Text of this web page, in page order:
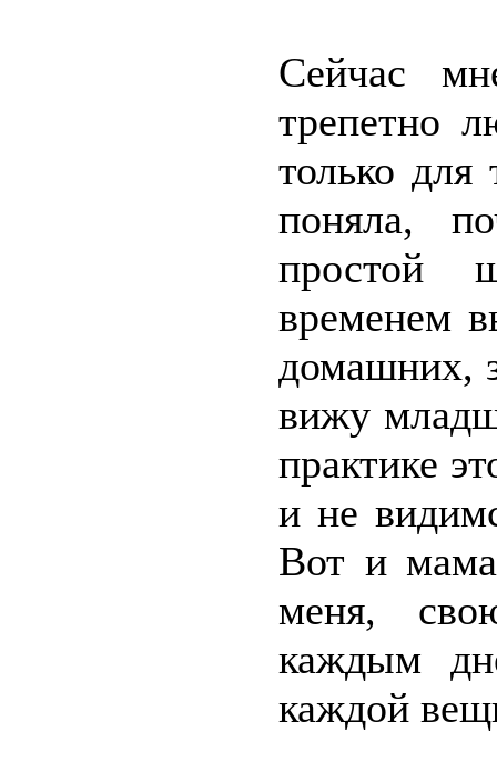
Сейчас
трепетно
только
поняла,
простой
временем
домашних,
вижу
практике
и не
Вот и
меня,
каждым
каждой